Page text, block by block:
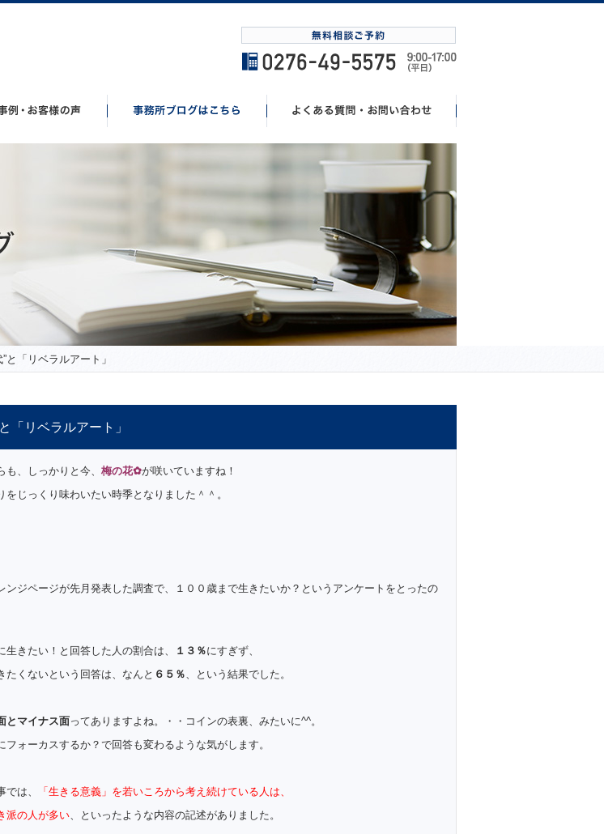
と「リベラルアート」
「リベラルアート」
、しっかりと今、 梅の花✿が咲いていますね！
じっくり味わいたい時季となりました＾＾。
ンジページが先月発表した調査で、１００歳まで生きたいか？というアンケートをとったの
生きたい！と回答した人の割合は、 １３％にすぎず、
たくないという回答は、なんと ６５％、という結果でした。
とマイナス面ってありますよね。・・コインの表裏、みたいに^^。
フォーカスするか？で回答も変わるような気がします。
は、
「生きる意義」を若いころから考え続けている人は、
派の人が多い、といったような内容の記述がありました。